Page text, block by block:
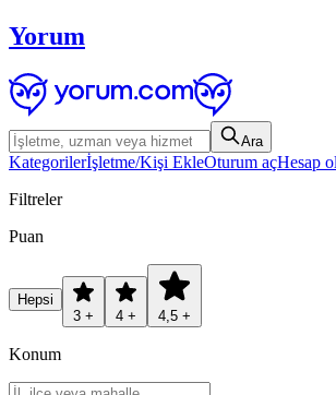
Yorum
Ara
Kategorilerİşletme/Kişi EkleOturum açHesap
Filtreler
Puan
Hepsi
3 +
4 + 4,5 +
Konum